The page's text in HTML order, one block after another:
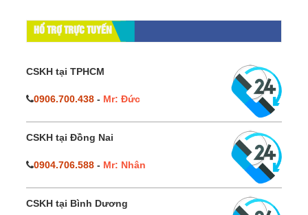
HỔ TRỢ TRỰC TUYẾN
CSKH tại TPHCM
0906.700.438 - Mr: Đức
CSKH tại Đồng Nai
0904.706.588 - Mr: Nhân
CSKH tại Bình Dương